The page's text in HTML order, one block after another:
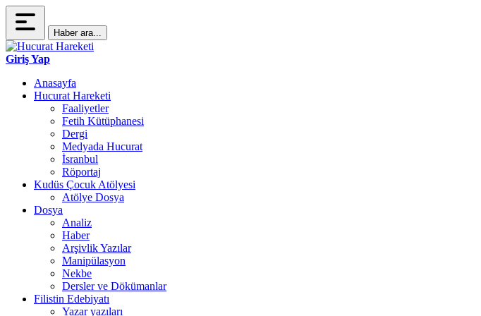
Haber ara...
Giriş Yap
Anasayfa
Hucurat Hareketi
Faaliyetler
Fetih Kütüphanesi
Dergi
Medyada Hucurat
İsranbul
Röportaj
Kudüs Çocuk Atölyesi
Atölye Dosya
Dosya
Analiz
Haber
Arşivlik Yazılar
Manipülasyon
Nekbe
Dersler ve Dökümanlar
Filistin Edebiyatı
Yazar yazıları